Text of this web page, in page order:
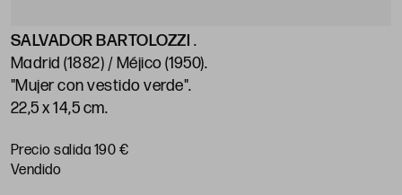
SALVADOR BARTOLOZZI .
Madrid (1882) / Méjico (1950).
"Mujer con vestido verde".
22,5 x 14,5 cm.
Precio salida 190 €
vendido